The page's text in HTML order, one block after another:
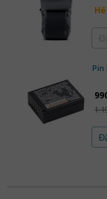
Pin